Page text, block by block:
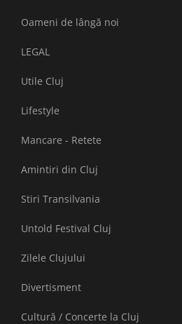
Oameni de lângă noi
LEGAL
Utile Cluj
Lifestyle
Mancare - Retete
Amintiri din Cluj
Stiri Transilvania
Untold Festival Cluj
Zilele Clujului
Divertisment
Cultură / Concerte la Cluj